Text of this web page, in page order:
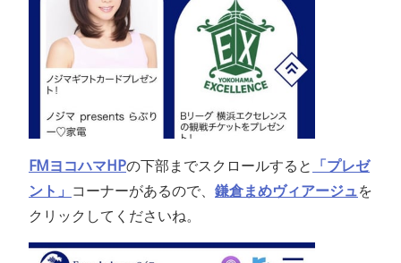
FMヨコハマHPの下部までスクロールすると 「プレゼ
ント」 コーナーがあるので、 鎌倉まめヴィアージュを
クリックしてくださいね。